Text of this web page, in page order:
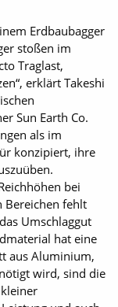
Erdbaubagger
stoßen im
Traglast,
erklärt Takeshi
Sun Earth Co.
als im
konzipiert, ihre
bei
Bereichen fehlt
Umschlaggut
hat eine
aus Aluminium,
wird, sind die